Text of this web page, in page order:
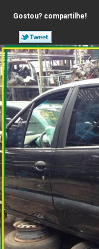
Gostou? compartilhe!